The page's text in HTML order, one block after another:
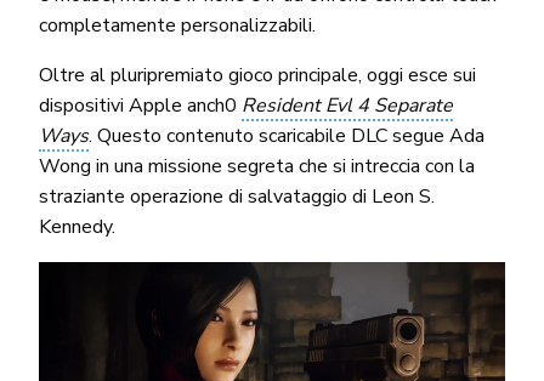
completamente personalizzabili.
Oltre al pluripremiato gioco principale, oggi esce sui
dispositivi Apple anch0 Resident Evl 4 Separate
Ways. Questo contenuto scaricabile DLC segue Ada
Wong in una missione segreta che si intreccia con la
straziante operazione di salvataggio di Leon S.
Kennedy.